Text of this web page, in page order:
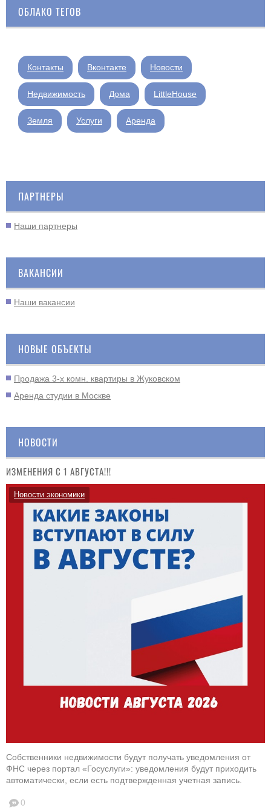
ОБЛАКО ТЕГОВ
Контакты Вконтакте Новости
Недвижимость Дома LittleHouse
Земля Услуги Аренда
ПАРТНЕРЫ
Наши партнеры
ВАКАНСИИ
Наши вакансии
НОВЫЕ ОБЪЕКТЫ
Продажа 3-х комн. квартиры в Жуковском
Аренда студии в Москве
НОВОСТИ
ИЗМЕНЕНИЯ С 1 АВГУСТА!!!
Новости экономики
Собственники недвижимости будут получать уведомления от
ФНС через портал «Госуслуги»: уведомления будут приходить
автоматически, если есть подтвержденная учетная запись.
0